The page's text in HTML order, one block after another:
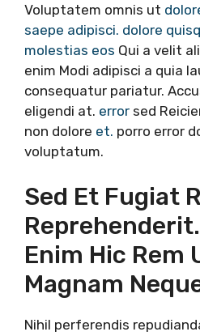
Voluptatem omnis ut
saepe adipisci. dolore
molestias eos Qui a velit
enim Modi adipisci a quia
consequatur pariatur.
eligendi at. error sed
non dolore et. porro error
voluptatum.
Sed Et Fugiat
Enim Hic Rem
Magnam
Nihil perferendis